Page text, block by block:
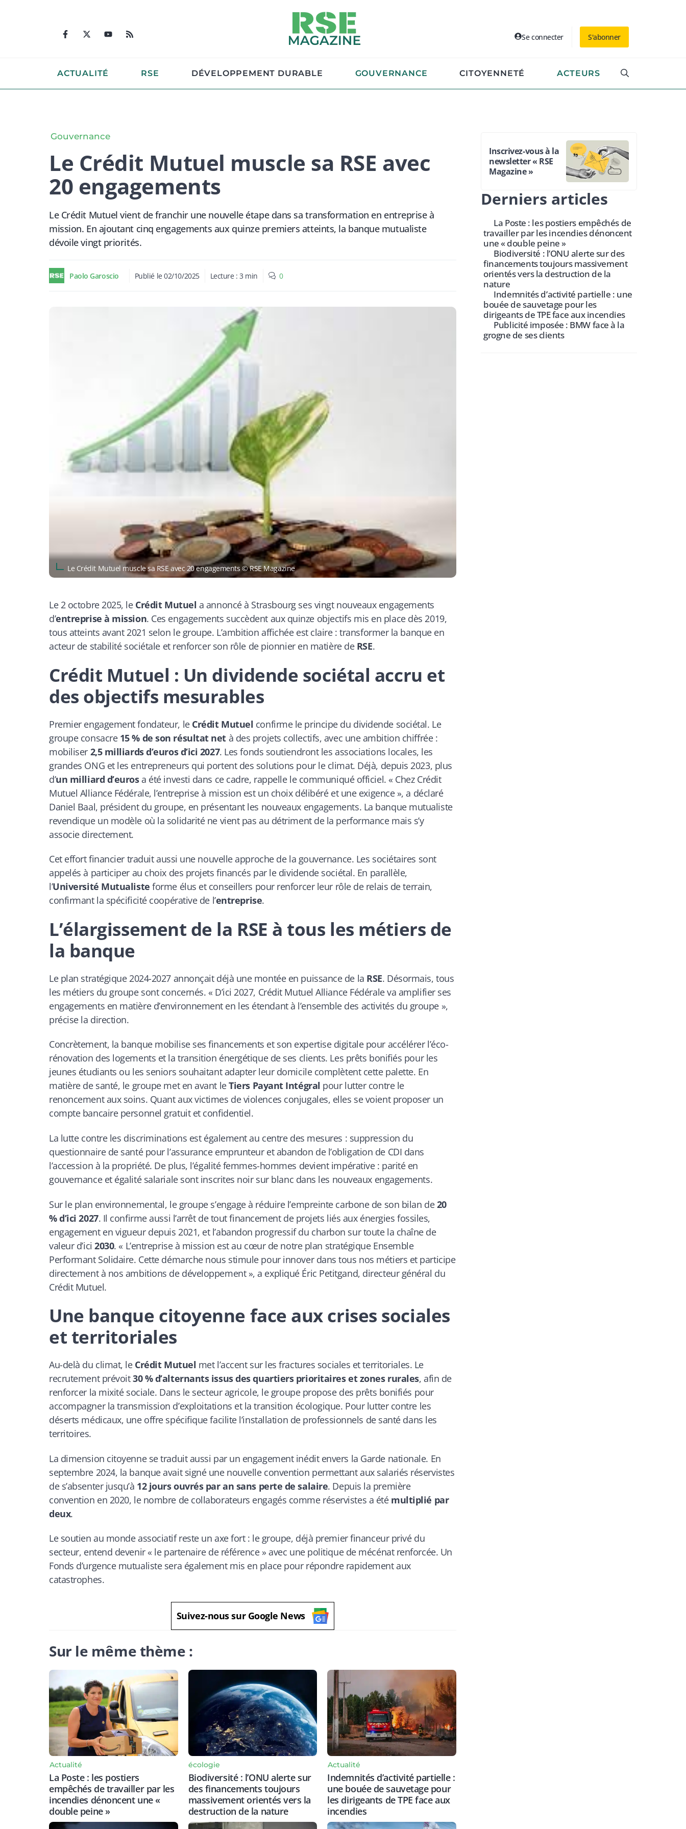
Se connecter S'abonner
ACTUALITÉ RSE DÉVELOPPEMENT DURABLE GOUVERNANCE CITOYENNETÉ ACTEURS
Gouvernance
Le Crédit Mutuel muscle sa RSE avec
20 engagements
Le Crédit Mutuel vient de franchir une nouvelle étape dans sa transformation en entreprise à
mission. En ajoutant cinq engagements aux quinze premiers atteints, la banque mutualiste
dévoile vingt priorités.
Paolo Garoscio Publié le02/10/2025 Lecture :3 min 0
Le Crédit Mutuel muscle sa RSE avec 20 engagements © RSE Magazine
Le 2 octobre 2025, le Crédit Mutuel a annoncé à Strasbourg ses vingt nouveaux engagements
d’entreprise à mission. Ces engagements succèdent aux quinze objectifs mis en place dès 2019,
tous atteints avant 2021 selon le groupe. L’ambition affichée est claire : transformer la banque en
acteur de stabilité sociétale et renforcer son rôle de pionnier en matière de RSE.
Crédit Mutuel : Un dividende sociétal accru et
des objectifs mesurables
Premier engagement fondateur, le Crédit Mutuel confirme le principe du dividende sociétal. Le
groupe consacre 15 % de son résultat net à des projets collectifs, avec une ambition chiffrée :
mobiliser 2,5 milliards d’euros d’ici 2027. Les fonds soutiendront les associations locales, les
grandes ONG et les entrepreneurs qui portent des solutions pour le climat. Déjà, depuis 2023, plus
d’un milliard d’eurosa été investi dans ce cadre, rappelle le communiqué officiel. « Chez Crédit
Mutuel Alliance Fédérale, l’entreprise à mission est un choix délibéré et une exigence », a déclaré
Daniel Baal, président du groupe, en présentant les nouveaux engagements. La banque mutualiste
revendique un modèle où la solidarité ne vient pas au détriment de la performance mais s’y
associe directement.
Cet effort financier traduit aussi une nouvelle approche de la gouvernance. Les sociétaires sont
appelés à participer au choix des projets financés par le dividende sociétal. En parallèle,
l’Université Mutualiste forme élus et conseillers pour renforcer leur rôle de relais de terrain,
confirmant la spécificité coopérative de l’entreprise.
L’élargissement de la RSE à tous les métiers de
la banque
Le plan stratégique 2024-2027 annonçait déjà une montée en puissance de la RSE. Désormais, tous
les métiers du groupe sont concernés. « D’ici 2027, Crédit Mutuel Alliance Fédérale va amplifier ses
engagements en matière d’environnement en les étendant à l’ensemble des activités du groupe »,
précise la direction.
Concrètement, la banque mobilise ses financements et son expertise digitale pour accélérer l’éco-
rénovation des logements et la transition énergétique de ses clients. Les prêts bonifiés pour les
jeunes étudiants ou les seniors souhaitant adapter leur domicile complètent cette palette. En
matière de santé, le groupe met en avant leTiers Payant Intégral pour lutter contre le
renoncement aux soins. Quant aux victimes de violences conjugales, elles se voient proposer un
compte bancaire personnel gratuit et confidentiel.
La lutte contre les discriminations est également au centre des mesures : suppression du
questionnaire de santé pour l’assurance emprunteur et abandon de l’obligation de CDI dans
l’accession à la propriété. De plus, l’égalité femmes-hommes devient impérative : parité en
gouvernance et égalité salariale sont inscrites noir sur blanc dans les nouveaux engagements.
Sur le plan environnemental, le groupe s’engage à réduire l’empreinte carbone de son bilan de20
% d’ici 2027. Il confirme aussi l’arrêt de tout financement de projets liés aux énergies fossiles,
engagement en vigueur depuis 2021, et l’abandon progressif du charbon sur toute la chaîne de
valeur d’ici2030. « L’entreprise à mission est au cœur de notre plan stratégique Ensemble
Performant Solidaire. Cette démarche nous stimule pour innover dans tous nos métiers et participe
directement à nos ambitions de développement », a expliqué Éric Petitgand, directeur général du
Crédit Mutuel.
Une banque citoyenne face aux crises sociales
et territoriales
Au-delà du climat, le Crédit Mutuel met l’accent sur les fractures sociales et territoriales. Le
recrutement prévoit30 % d’alternants issus des quartiers prioritaires et zones rurales, afin de
renforcer la mixité sociale. Dans le secteur agricole, le groupe propose des prêts bonifiés pour
accompagner la transmission d’exploitations et la transition écologique. Pour lutter contre les
déserts médicaux, une offre spécifique facilite l’installation de professionnels de santé dans les
territoires.
La dimension citoyenne se traduit aussi par un engagement inédit envers la Garde nationale. En
septembre 2024, la banque avait signé une nouvelle convention permettant aux salariés réservistes
de s’absenter jusqu’à 12 jours ouvrés par an sans perte de salaire. Depuis la première
convention en 2020, le nombre de collaborateurs engagés comme réservistes a été multiplié par
deux.
Le soutien au monde associatif reste un axe fort : le groupe, déjà premier financeur privé du
secteur, entend devenir « le partenaire de référence » avec une politique de mécénat renforcée. Un
Fonds d’urgence mutualiste sera également mis en place pour répondre rapidement aux
catastrophes.
Suivez-nous sur Google News
Sur le même thème :
Actualité
La Poste : les postiers
empêchés de travailler par les
incendies dénoncent une «
double peine »
écologie
Biodiversité : l’ONU alerte sur
des financements toujours
massivement orientés vers la
destruction de la nature
Actualité
Indemnités d’activité partielle :
une bouée de sauvetage pour
les dirigeants de TPE face aux
incendies
Inscrivez-vous à la
newsletter « RSE
Magazine »
Derniers articles
La Poste : les postiers empêchés de
travailler par les incendies dénoncent
une « double peine »
Biodiversité : l’ONU alerte sur des
financements toujours massivement
orientés vers la destruction de la
nature
Indemnités d’activité partielle : une
bouée de sauvetage pour les
dirigeants de TPE face aux incendies
Publicité imposée : BMW face à la
grogne de ses clients